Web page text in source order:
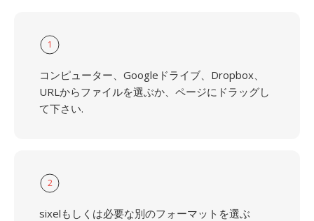
1
コンピューター、Googleドライブ、Dropbox、
URLからファイルを選ぶか、ページにドラッグし
て下さい.
2
sixelもしくは必要な別のフォーマットを選ぶ